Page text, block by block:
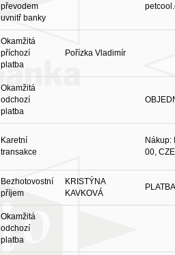
převodem
uvnitř banky
Okamžitá
příchozí
platba
Pořízka Vladimír
Okamžitá
odchozí
platba
Karetní
transakce
Nákup:
00,
Bezhotovostní
příjem
KRISTÝNA
KAVKOVÁ
PLATBA
Okamžitá
odchozí
platba